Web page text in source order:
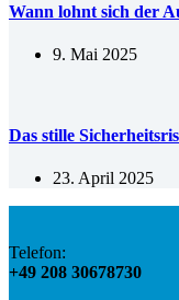
Wann lohnt sich der
9. Mai 2025
Das stille
23. April 2025
Telefon:
+49 208 30678730